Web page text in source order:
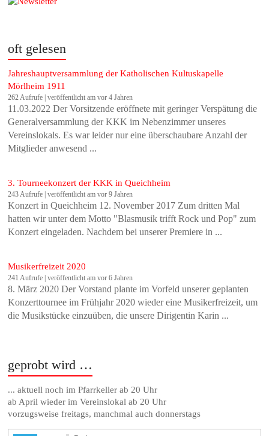
oft gelesen
Jahreshauptversammlung der Katholischen Kultuskapelle
Mörlheim 1911
262 Aufrufe |veröffentlicht am vor 4 Jahren
11.03.2022 Der Vorsitzende eröffnete mit geringer Verspätung die
Generalversammlung der KKK im Nebenzimmer unseres
Vereinslokals. Es war leider nur eine überschaubare Anzahl der
Mitglieder anwesend ...
3. Tourneekonzert der KKK in Queichheim
243 Aufrufe |veröffentlicht am vor 9 Jahren
Konzert in Queichheim 12. November 2017 Zum dritten Mal
hatten wir unter dem Motto "Blasmusik trifft Rock und Pop" zum
Konzert eingeladen. Nachdem bei unserer Premiere in ...
Musikerfreizeit 2020
241 Aufrufe |veröffentlicht am vor 6 Jahren
8. März 2020 Der Vorstand plante im Vorfeld unserer geplanten
Konzerttournee im Frühjahr 2020 wieder eine Musikerfreizeit, um
die Musikstücke einzuüben, die unsere Dirigentin Karin ...
geprobt wird …
... aktuell noch im Pfarrkeller ab 20 Uhr
ab April wieder im Vereinslokal ab 20 Uhr
vorzugsweise freitags, manchmal auch donnerstags